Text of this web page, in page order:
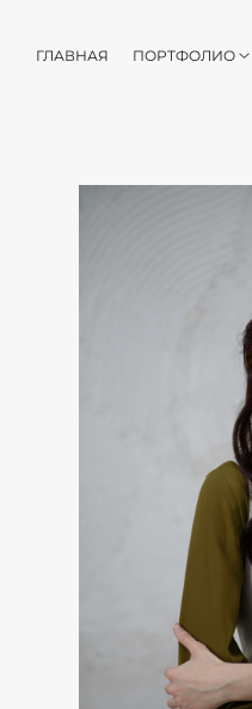
ГЛАВНАЯ ПОРТФОЛИО